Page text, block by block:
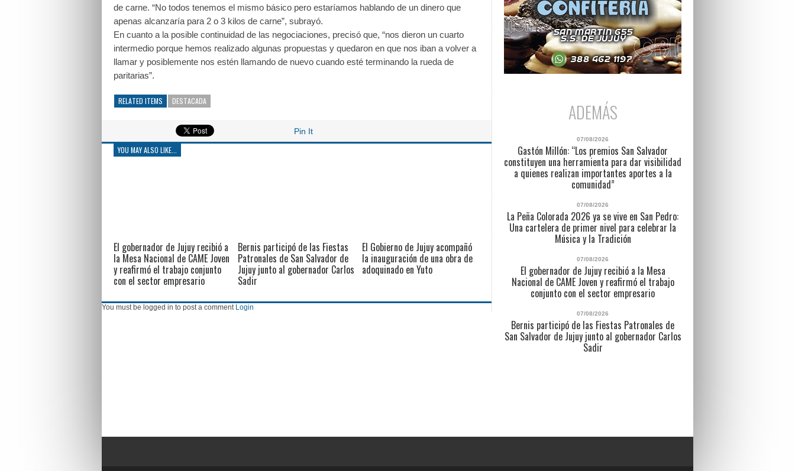
de carne. “No todos tenemos el mismo básico pero estaríamos hablando de un dinero que
apenas alcanzaría para 2 o 3 kilos de carne”, subrayó.
En cuanto a la posible continuidad de las negociaciones, precisó que, “nos dieron un cuarto
intermedio porque hemos realizado algunas propuestas y quedaron en que nos iban a volver a
llamar y posiblemente nos estén llamando de nuevo cuando esté terminando la rueda de
paritarias”.
RELATED ITEMS DESTACADA
Pin It
YOU MAY ALSO LIKE...
El gobernador de Jujuy recibió a
la Mesa Nacional de CAME Joven
y reafirmó el trabajo conjunto
con el sector empresario
Bernis participó de las Fiestas
Patronales de San Salvador de
Jujuy junto al gobernador Carlos
Sadir
El Gobierno de Jujuy acompañó
la inauguración de una obra de
adoquinado en Yuto
You must be logged in to post a comment Login
ADEMÁS
07/08/2026
Gastón Millón: “Los premios San Salvador
constituyen una herramienta para dar visibilidad
a quienes realizan importantes aportes a la
comunidad”
07/08/2026
La Peña Colorada 2026 ya se vive en San Pedro:
Una cartelera de primer nivel para celebrar la
Música y la Tradición
07/08/2026
El gobernador de Jujuy recibió a la Mesa
Nacional de CAME Joven y reafirmó el trabajo
conjunto con el sector empresario
07/08/2026
Bernis participó de las Fiestas Patronales de
San Salvador de Jujuy junto al gobernador Carlos
Sadir